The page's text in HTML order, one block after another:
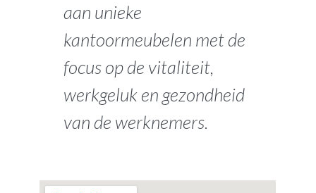
aan unieke
kantoormeubelen met de
focus op de vitaliteit,
werkgeluk en gezondheid
van de werknemers.